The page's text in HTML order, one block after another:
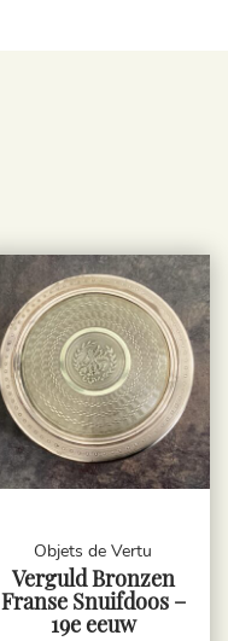
Objets de Vertu
Verguld Bronzen
Franse Snuifdoos –
19e eeuw